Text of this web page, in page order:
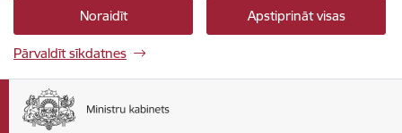
Noraidīt Apstiprināt visas
Pārvaldīt sīkdatnes